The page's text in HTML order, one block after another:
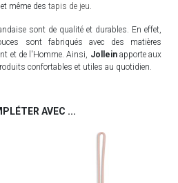
même des tapis de jeu
sont de qualité et durables. En effet,
sont fabriqués avec des matières
et de l'Homme. Ainsi,
Jolleinapporte aux
confortables et utiles au quotidien.
AVEC ...